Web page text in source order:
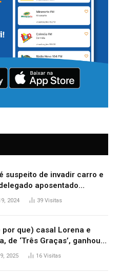
suspeito de invadir carro e
aposentado
confusão no trânsito
2024 39 Visitas
por que) casal Lorena e
de ‘Três Graças’, ganhou
internacional
2025 16 Visitas